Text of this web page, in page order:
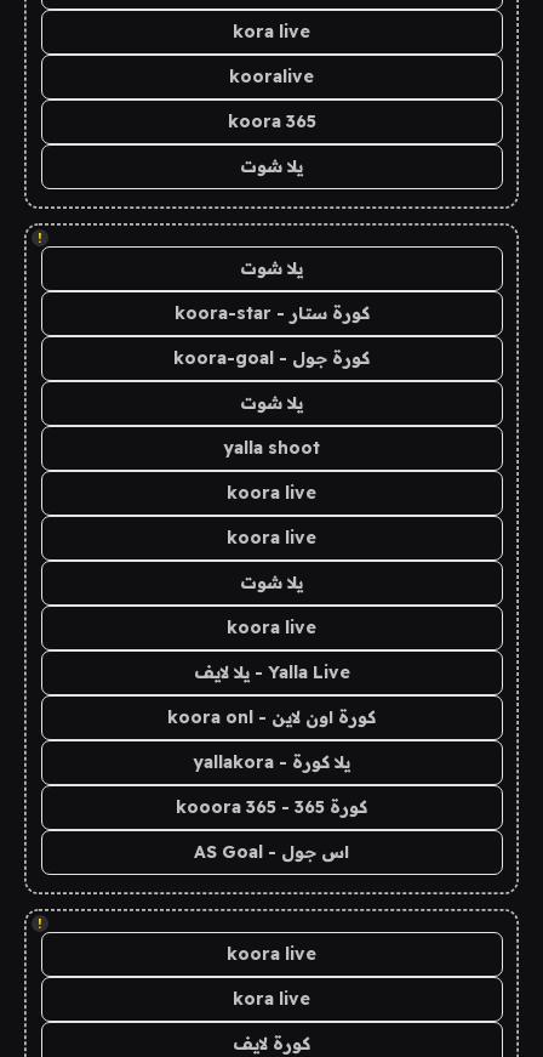
kora live
kooralive
koora 365
يلا شوت
!
يلا شوت
كورة ستار - koora-star
كورة جول - koora-goal
يلا شوت
yalla shoot
koora live
koora live
يلا شوت
koora live
Yalla Live - يلا لايف
كورة اون لاين - koora onl
يلا كورة - yallakora
كورة 365 - kooora 365
اس جول - AS Goal
!
koora live
kora live
كورة لايف